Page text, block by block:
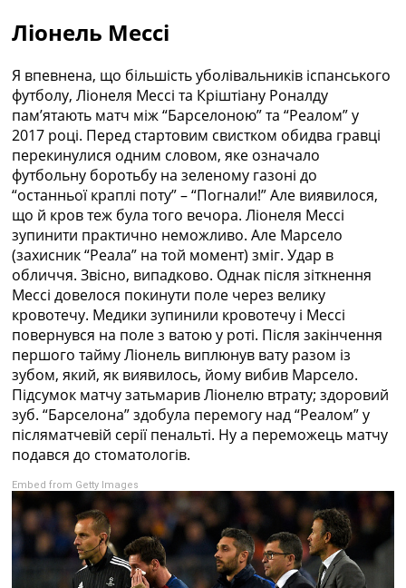
Таблиці
Чемпіонат Світу. Турнирні таблиці
Таблиця УПЛ
Перша Ліга
Таблиця АПЛ
Таблиця Ла Ліги
Таблиця Ліги Чемпіонів
Всі таблиці >>>
Рейтинги
Рейтинг країн УЄФА
Рейтинг клубів УЄФА
Рейтинг ФІФА
Телепрограма
Ліонель Мессі
Я впевнена, що більшість уболівальників іспанського
футболу, Ліонеля Мессі та Кріштіану Роналду
пам’ятають матч між “Барселоною” та “Реалом” у
2017 році. Перед стартовим свистком обидва гравці
перекинулися одним словом, яке означало
футбольну боротьбу на зеленому газоні до
“останньої краплі поту” – “Погнали!” Але виявилося,
що й кров теж була того вечора. Ліонеля Мессі
зупинити практично неможливо. Але Марсело
(захисник “Реала” на той момент) зміг. Удар в
обличчя. Звісно, ​​випадково. Однак після зіткнення
Мессі довелося покинути поле через велику
кровотечу. Медики зупинили кровотечу і Мессі
повернувся на поле з ватою у роті. Після закінчення
першого тайму Ліонель виплюнув вату разом із
зубом, який, як виявилось, йому вибив Марсело.
Підсумок матчу затьмарив Ліонелю втрату; здоровий
зуб. “Барселона” здобула перемогу над “Реалом” у
післяматчевій серії пенальті. Ну а переможець матчу
подався до стоматологів.
Embed from Getty Images